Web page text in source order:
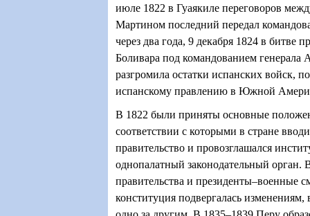
июле 1822 в Гуаякиле переговоров
Мартином последний передал
через два года, 9 декабря 1824 в битве
Боливара под командованием генерала
разгромила остатки испанских войск,
испанскому правлению в Южной
В 1822 были приняты основные
соответствии с которыми в стране
правительство и провозглашался
однопалатный законодательный орган.
правительства и президенты–военные
конституция подвергалась изменениям,